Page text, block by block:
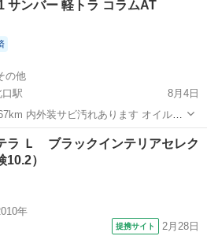
サンバー 軽トラ コラムAT
の他
駅
8月4日
内外装サビ汚れあります オイル滲
渡し ディーラー点検したため、不具
検切れの為、追加料金で車検付きでお
北口駅 サンバー
ラ Ｌ ブラックインテリアセレク
10.2）
年
提携サイト 2月28日